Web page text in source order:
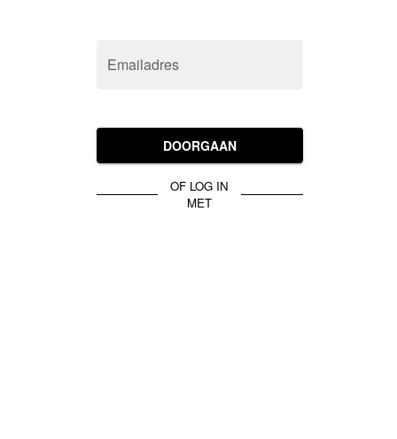
Emailadres
DOORGAAN
OF LOG IN
MET